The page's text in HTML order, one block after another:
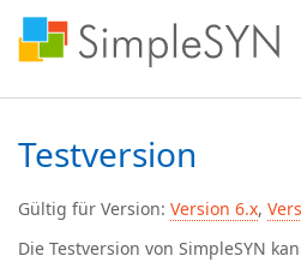
Testversion
Gültig für Version: Version 6.x,
Die Testversion von SimpleSYN